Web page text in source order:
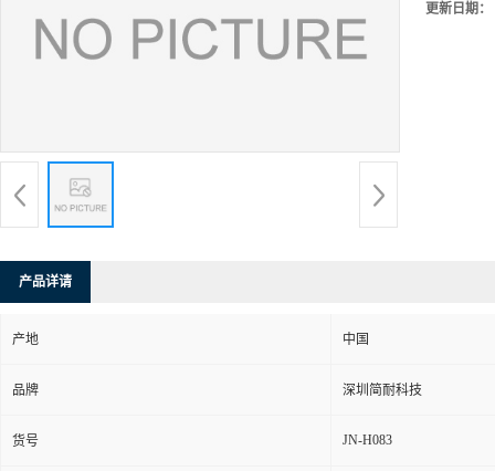
更新日期：
产品详请
产地 中国
品牌 深圳简耐科技
货号 JN-H083